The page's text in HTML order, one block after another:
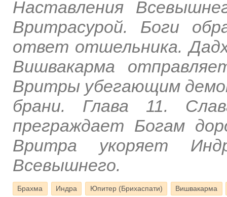
Наставления
Вритрасурой. Боги
ответ отшельника.
Вишвакарма
Вритры убегающим
брани. Глава 11.
преграждает Богам
Вритра укоряет
Всевышнего.
Брахма Индра Юпитер (Брихаспати) Вишвакарма